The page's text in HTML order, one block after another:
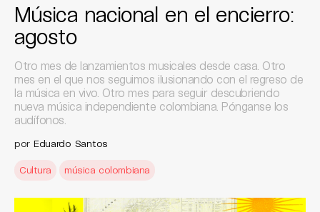
Música nacional en el encierro:
agosto
Otro mes de lanzamientos musicales desde casa. Otro
mes en el que nos seguimos ilusionando con el regreso de
la música en vivo. Otro mes para seguir descubriendo
nueva música independiente colombiana. Pónganse los
audífonos.
por Eduardo Santos
Cultura música colombiana